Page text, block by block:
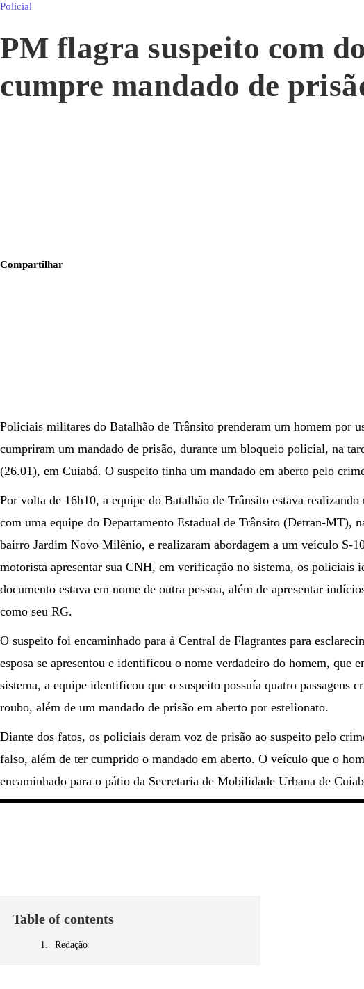
Policial
PM flagra suspeito com
cumpre mandado de
Compartilhar
Policiais militares do Batalhão de Trânsito prenderam um homem por
cumpriram um mandado de prisão, durante um bloqueio policial, na
(26.01), em Cuiabá. O suspeito tinha um mandado em aberto pelo
Por volta de 16h10, a equipe do Batalhão de Trânsito estava
com uma equipe do Departamento Estadual de Trânsito (Detran-MT),
bairro Jardim Novo Milênio, e realizaram abordagem a um veículo S-
motorista apresentar sua CNH, em verificação no sistema, os policiais
documento estava em nome de outra pessoa, além de apresentar
como seu RG.
O suspeito foi encaminhado para à Central de Flagrantes para
esposa se apresentou e identificou o nome verdadeiro do homem, que
sistema, a equipe identificou que o suspeito possuía quatro passagens
roubo, além de um mandado de prisão em aberto por estelionato.
Diante dos fatos, os policiais deram voz de prisão ao suspeito pelo
falso, além de ter cumprido o mandado em aberto. O veículo que o
encaminhado para o pátio da Secretaria de Mobilidade Urbana de
Table of contents
Redação